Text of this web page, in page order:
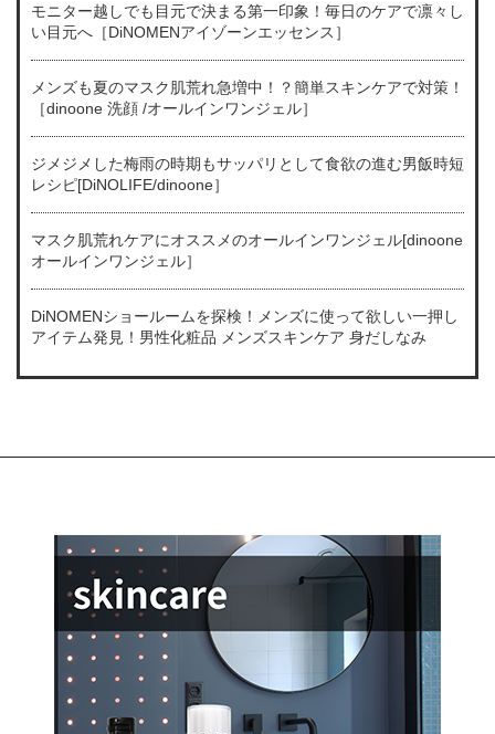
モニター越しでも目元で決まる第一印象！毎日のケアで凛々し
い目元へ［DiNOMENアイゾーンエッセンス］
メンズも夏のマスク肌荒れ急増中！？簡単スキンケアで対策！
［dinoone 洗顔 /オールインワンジェル］
ジメジメした梅雨の時期もサッパリとして食欲の進む男飯時短
レシピ[DiNOLIFE/dinoone］
マスク肌荒れケアにオススメのオールインワンジェル[dinoone
オールインワンジェル］
DiNOMENショールームを探検！メンズに使って欲しい一押し
アイテム発見！男性化粧品 メンズスキンケア 身だしなみ